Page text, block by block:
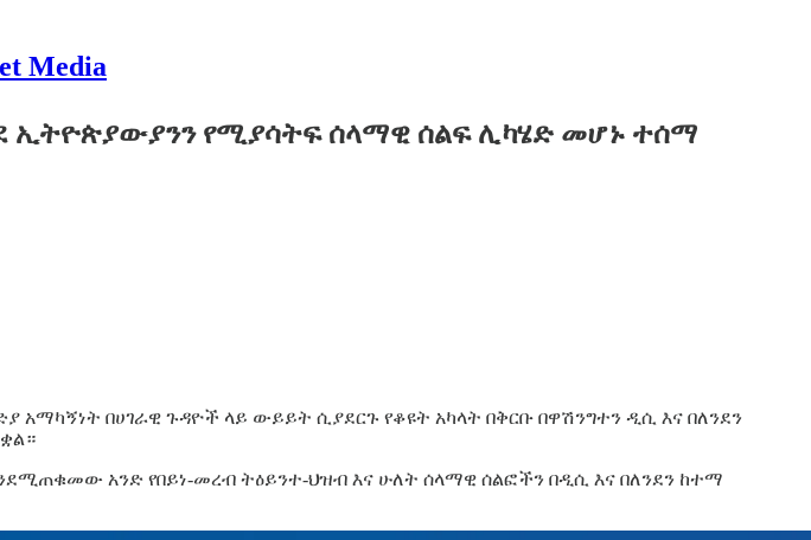
Media
ኢትዮጵያውያንን የሚያሳትፍ ሰላማዊ ሰልፍ ሊካሄድ መሆኑ ተሰማ
በሀገራዊ ጉዳዮች ላይ ውይይት ሲያደርጉ የቆዩት አካላት በቅርቡ በዋሽንግተን ዲሲ እና በለንደን
አንድ የበይነ-መረብ ትዕይንተ-ህዝብ እና ሁለት ሰላማዊ ሰልፎችን በዲሲ እና በለንደን ከተማ